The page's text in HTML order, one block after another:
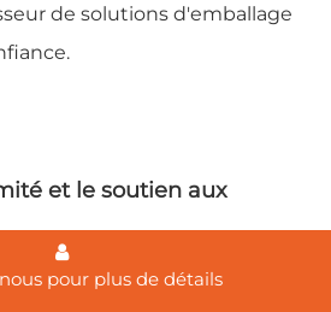
de solutions d'emballage
et le soutien aux
pour plus de détails